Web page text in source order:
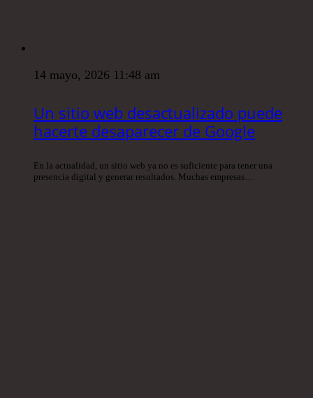
14 mayo, 2026 11:48 am
Un sitio web desactualizado puede
hacerte desaparecer de Google
En la actualidad, un sitio web ya no es suficiente para tener una
presencia digital y generar resultados. Muchas empresas…